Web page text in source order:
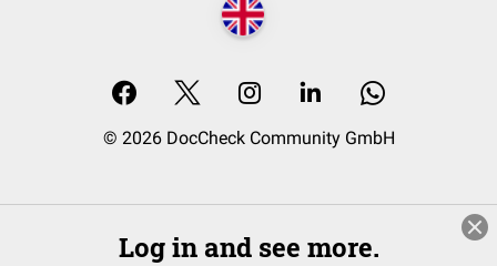
© 2026 DocCheck Community GmbH
Log in and see more.